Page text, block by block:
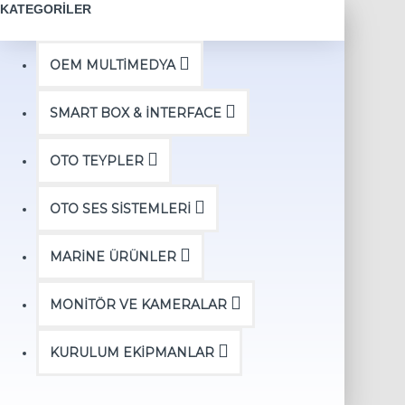
KATEGORILER
OEM MULTİMEDYA
SMART BOX & İNTERFACE
OTO TEYPLER
OTO SES SİSTEMLERİ
MARİNE ÜRÜNLER
MONİTÖR VE KAMERALAR
KURULUM EKİPMANLAR